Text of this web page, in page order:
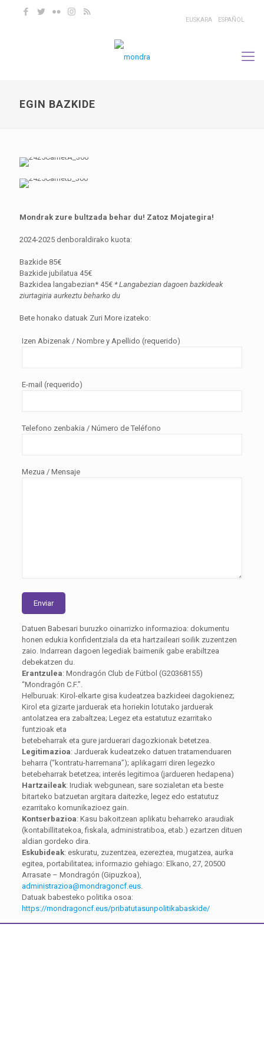
EUSKARA ESPAÑOL
EGIN BAZKIDE
Mondrak zure bultzada behar du! Zatoz Mojategira!
2024-2025 denboraldirako kuota:
Bazkide 85€
Bazkide jubilatua 45€
Bazkidea langabezian* 45€ * Langabezian dagoen bazkideak
ziurtagiria aurkeztu beharko du
Bete honako datuak Zuri More izateko:
Izen Abizenak / Nombre y Apellido (requerido)
E-mail (requerido)
Telefono zenbakia / Número de Teléfono
Mezua / Mensaje
Datuen Babesari buruzko oinarrizko informazioa: dokumentu
honen edukia konfidentziala da eta hartzaileari soilik zuzentzen
zaio. Indarrean dagoen legediak baimenik gabe erabiltzea
debekatzen du.
Erantzulea: Mondragón Club de Fútbol (G20368155)
“Mondragón C.F.”.
Helburuak: Kirol-elkarte gisa kudeatzea bazkideei dagokienez;
Kirol eta gizarte jarduerak eta horiekin lotutako jarduerak
antolatzea era zabaltzea; Legez eta estatutuz ezarritako
funtzioak eta
betebeharrak eta gure jarduerari dagozkionak betetzea.
Legitimazioa: Jarduerak kudeatzeko datuen tratamenduaren
beharra (“kontratu-harremana”); aplikagarri diren legezko
betebeharrak betetzea; interés legitimoa (jardueren hedapena)
Hartzaileak: Irudiak webgunean, sare sozialetan eta beste
bitarteko batzuetan argitara daitezke, legez edo estatutuz
ezarritako komunikazioez gain.
Kontserbazioa: Kasu bakoitzean aplikatu beharreko araudiak
(kontabillitatekoa, fiskala, administratiboa, etab.) ezartzen dituen
aldian gordeko dira.
Eskubideak: eskuratu, zuzentzea, ezereztea, mugatzea, aurka
egitea, portabilitatea; informazio gehiago: Elkano, 27, 20500
Arrasate – Mondragón (Gipuzkoa),
administrazioa@mondragoncf.eus.
Datuak babesteko politika osoa:
https://mondragoncf.eus/pribatutasunpolitikabaskide/